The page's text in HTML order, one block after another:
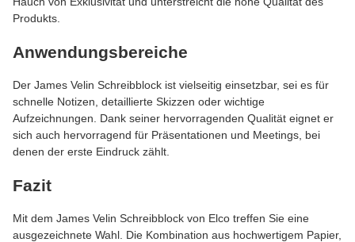
Produkts.
Anwendungsbereiche
Der James Velin Schreibblock ist vielseitig einsetzbar, sei es für
schnelle Notizen, detaillierte Skizzen oder wichtige
Aufzeichnungen. Dank seiner hervorragenden Qualität eignet er
sich auch hervorragend für Präsentationen und Meetings, bei
denen der erste Eindruck zählt.
Fazit
Mit dem James Velin Schreibblock von Elco treffen Sie eine
ausgezeichnete Wahl. Die Kombination aus hochwertigem Papier,